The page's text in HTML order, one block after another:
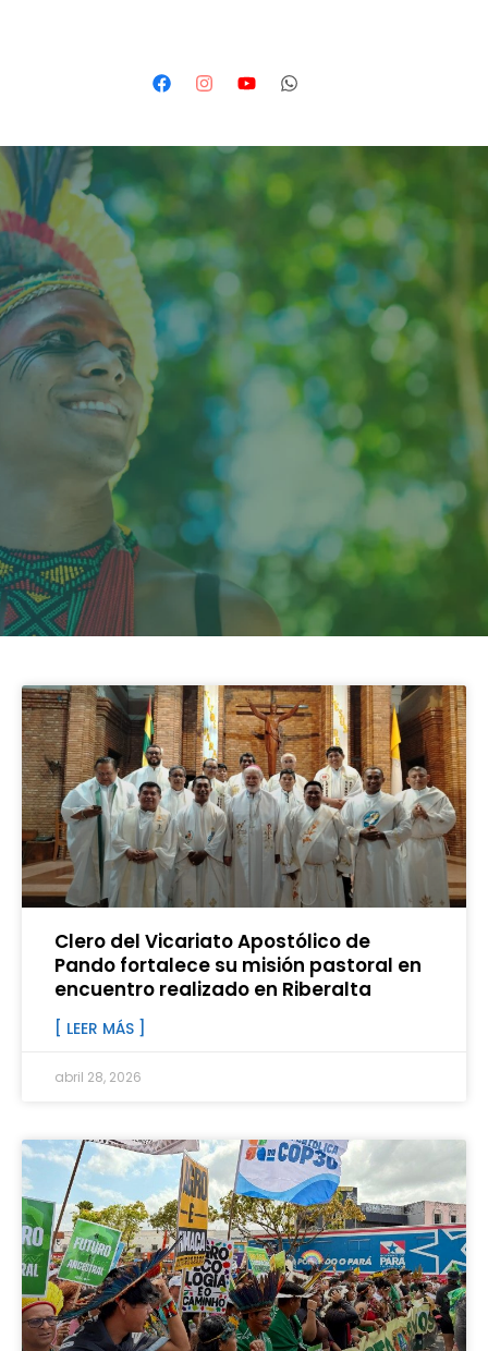
Clero del Vicariato Apostólico de
Pando fortalece su misión pastoral en
encuentro realizado en Riberalta
[ LEER MÁS ]
abril 28, 2026